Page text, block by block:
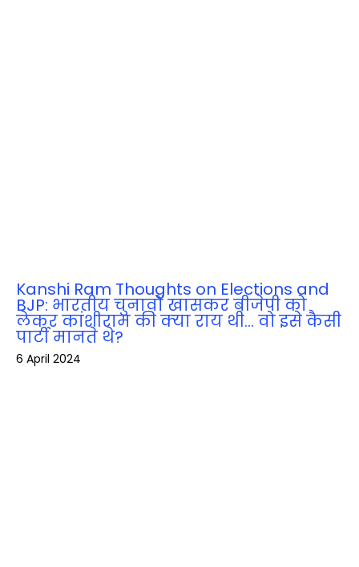
Kanshi Ram Thoughts on Elections and
BJP: भारतीय चुनावों खासकर बीजेपी को
लेकर कांशीराम की क्‍या राय थी… वो इसे कैसी
पार्टी मानते थे?
6 April 2024